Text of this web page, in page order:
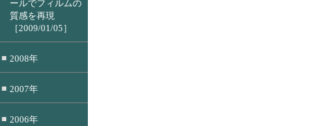
ールでフィルムの
質感を再現
［2009/01/05］
■ 2008年
■ 2007年
■ 2006年